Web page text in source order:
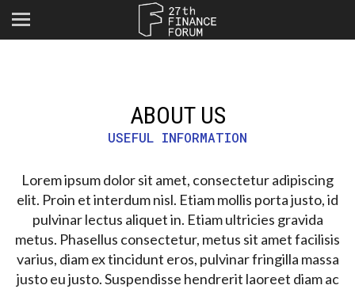
ABOUT US
USEFUL INFORMATION
Lorem ipsum dolor sit amet, consectetur adipiscing
elit. Proin et interdum nisl. Etiam mollis porta justo, id
pulvinar lectus aliquet in. Etiam ultricies gravida
metus. Phasellus consectetur, metus sit amet facilisis
varius, diam ex tincidunt eros, pulvinar fringilla massa
justo eu justo. Suspendisse hendrerit laoreet diam ac